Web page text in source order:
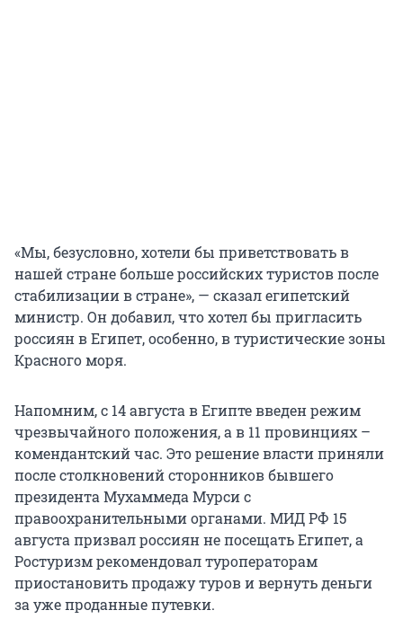
«Мы, безусловно, хотели бы приветствовать в
нашей стране больше российских туристов после
стабилизации в стране», — сказал египетский
министр. Он добавил, что хотел бы пригласить
россиян в Египет, особенно, в туристические зоны
Красного моря.
Напомним, с 14 августа в Египте введен режим
чрезвычайного положения, а в 11 провинциях –
комендантский час. Это решение власти приняли
после столкновений сторонников бывшего
президента Мухаммеда Мурси с
правоохранительными органами. МИД РФ 15
августа призвал россиян не посещать Египет, а
Ростуризм рекомендовал туроператорам
приостановить продажу туров и вернуть деньги
за уже проданные путевки.